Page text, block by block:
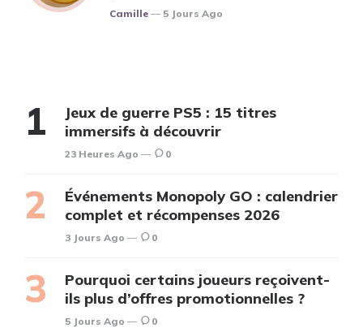
Posted
Camille 5 Jours Ago
Jeux de guerre PS5 : 15 titres
immersifs à découvrir
23 Heures Ago 0
Événements Monopoly GO : calendrier
complet et récompenses 2026
3 Jours Ago 0
Pourquoi certains joueurs reçoivent-
ils plus d’offres promotionnelles ?
5 Jours Ago 0